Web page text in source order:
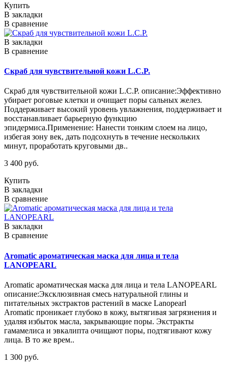
Купить
В закладки
В сравнение
В закладки
В сравнение
Скраб для чувствительной кожи L.C.P.
Скраб для чувствительной кожи L.C.P. описание:Эффективно
убирает роговые клетки и очищает поры сальных желез.
Поддерживает высокий уровень увлажнения, поддерживает и
восстанавливает барьерную функцию
эпидермиса.Применение: Нанести тонким слоем на лицо,
избегая зону век, дать подсохнуть в течение нескольких
минут, проработать круговыми дв..
3 400 руб.
Купить
В закладки
В сравнение
В закладки
В сравнение
Aromatic ароматическая маска для лица и тела
LANOPEARL
Aromatic ароматическая маска для лица и тела LANOPEARL
описание:Эксклюзивная смесь натуральной глины и
питательных экстрактов растений в маске Lanopearl
Aromatic проникает глубоко в кожу, вытягивая загрязнения и
удаляя избыток масла, закрывающие поры. Экстракты
гамамелиса и эвкалипта очищают поры, подтягивают кожу
лица. В то же врем..
1 300 руб.